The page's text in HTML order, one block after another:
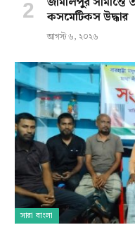
কসমেটিকস উদ্ধার
আগস্ট ৬, ২০২৬
সারা বাংলা